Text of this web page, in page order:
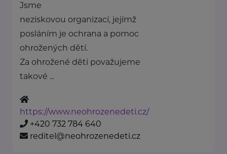
Jsme
neziskovou organizací, jejímž
posláním je ochrana a pomoc
ohrožených dětí.
Za ohrožené děti považujeme
takové ...
https://www.neohrozenedeti.cz/
+420 732 784 640
reditel@neohrozenedeti.cz